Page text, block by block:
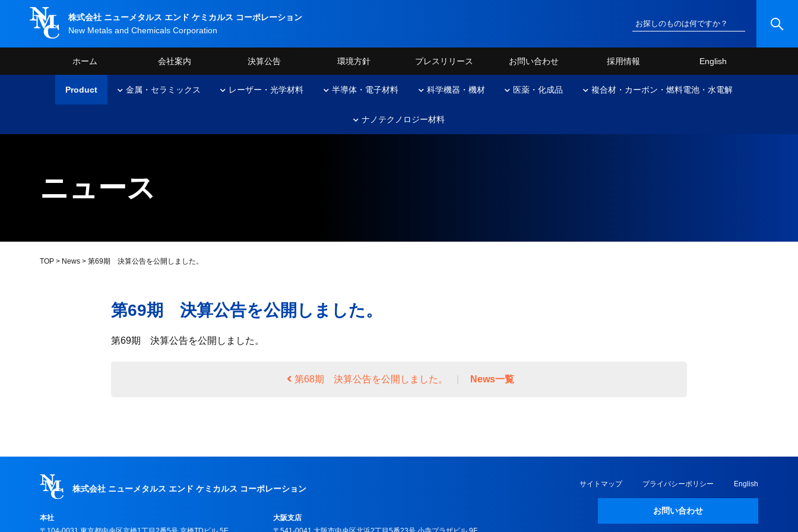
株式会社 ニューメタルス エンド ケミカルス コーポレーション
New Metals and Chemicals Corporation
ホーム 会社案内 決算公告 環境方針 プレスリリース お問い合わせ 採用情報 English
Product 金属・セラミックス レーザー・光学材料 半導体・電子材料 科学機器・機材 医薬・化成品 複合材・カーボン・燃料電池・水電解
ナノテクノロジー材料
ニュース
TOP > News > 第69期 決算公告を公開しました。
第69期 決算公告を公開しました。
第69期 決算公告を公開しました。
第68期 決算公告を公開しました。 News一覧
株式会社 ニューメタルス エンドケミカルス コーポレーション
本社
大阪支店
サイトマップ プライバシーポリシー English
お問い合わせ